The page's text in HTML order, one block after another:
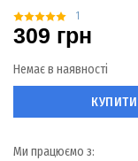
1
309 грн
Немає в наявності
КУПИТИ
Ми працюємо з: